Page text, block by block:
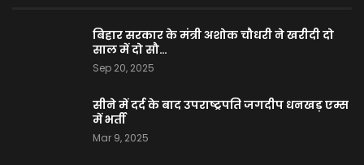
बिहार सरकार के मंत्री अशोक चौधरी ने खरीदी दो
साल में दो सौ…
Sep 20, 2025
सीने में दर्द के बाद उपराष्ट्रपति जगदीप धनखड़ एम्स
में भर्ती
Mar 9, 2025